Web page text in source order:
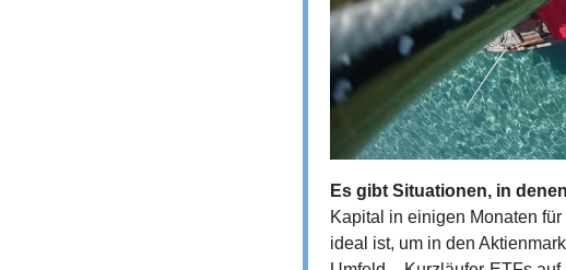
Es gibt Situationen, in
Kapital in einigen Monaten
ideal ist, um in den